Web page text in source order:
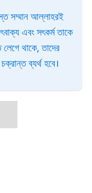
সম্মান আল্লাহরই
এবং সৎকর্ম তাকে
লেগে থাকে, তাদের
ব্যর্থ হবে।